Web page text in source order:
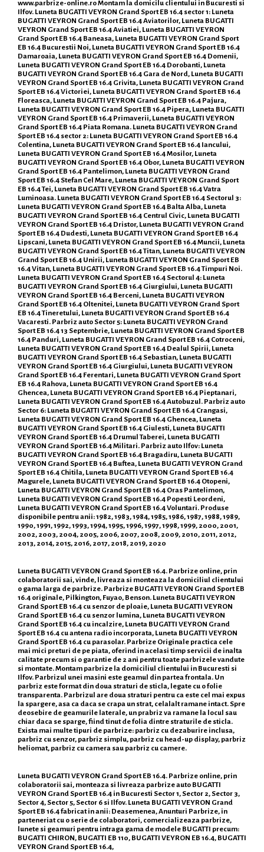
www.parbrize-online.roMontam la domicilu clientului in Bucuresti si
Ilfov. Luneta BUGATTI VEYRON Grand Sport EB 16.4 sector 1: Luneta
BUGATTI VEYRON Grand Sport EB 16.4 Aviatorilor, Luneta BUGATTI
VEYRON Grand Sport EB 16.4 Aviatiei, Luneta BUGATTI VEYRON
Grand Sport EB 16.4 Baneasa, Luneta BUGATTI VEYRON Grand Sport
EB 16.4 Bucurestii Noi, Luneta BUGATTI VEYRON Grand Sport EB 16.4
Damaroaia, Luneta BUGATTI VEYRON Grand Sport EB 16.4 Domenii,
Luneta BUGATTI VEYRON Grand Sport EB 16.4 Dorobanti, Luneta
BUGATTI VEYRON Grand Sport EB 16.4 Gara de Nord, Luneta BUGATTI
VEYRON Grand Sport EB 16.4 Grivita, Luneta BUGATTI VEYRON Grand
Sport EB 16.4 Victoriei, Luneta BUGATTI VEYRON Grand Sport EB 16.4
Floreasca, Luneta BUGATTI VEYRON Grand Sport EB 16.4 Pajura,
Luneta BUGATTI VEYRON Grand Sport EB 16.4 Pipera, Luneta BUGATTI
VEYRON Grand Sport EB 16.4 Primaverii, Luneta BUGATTI VEYRON
Grand Sport EB 16.4 Piata Romana. Luneta BUGATTI VEYRON Grand
Sport EB 16.4 sector 2: Luneta BUGATTI VEYRON Grand Sport EB 16.4
Colentina, Luneta BUGATTI VEYRON Grand Sport EB 16.4 Iancului,
Luneta BUGATTI VEYRON Grand Sport EB 16.4 Mosilor, Luneta
BUGATTI VEYRON Grand Sport EB 16.4 Obor, Luneta BUGATTI VEYRON
Grand Sport EB 16.4 Pantelimon, Luneta BUGATTI VEYRON Grand
Sport EB 16.4 Stefan Cel Mare, Luneta BUGATTI VEYRON Grand Sport
EB 16.4 Tei, Luneta BUGATTI VEYRON Grand Sport EB 16.4 Vatra
Luminoasa. Luneta BUGATTI VEYRON Grand Sport EB 16.4 Sectorul 3:
Luneta BUGATTI VEYRON Grand Sport EB 16.4 Balta Alba, Luneta
BUGATTI VEYRON Grand Sport EB 16.4 Centrul Civic, Luneta BUGATTI
VEYRON Grand Sport EB 16.4 Dristor, Luneta BUGATTI VEYRON Grand
Sport EB 16.4 Dudesti, Luneta BUGATTI VEYRON Grand Sport EB 16.4
Lipscani, Luneta BUGATTI VEYRON Grand Sport EB 16.4 Muncii, Luneta
BUGATTI VEYRON Grand Sport EB 16.4 Titan, Luneta BUGATTI VEYRON
Grand Sport EB 16.4 Unirii, Luneta BUGATTI VEYRON Grand Sport EB
16.4 Vitan, Luneta BUGATTI VEYRON Grand Sport EB 16.4 Timpuri Noi.
Luneta BUGATTI VEYRON Grand Sport EB 16.4 Sectorul 4: Luneta
BUGATTI VEYRON Grand Sport EB 16.4 Giurgiului, Luneta BUGATTI
VEYRON Grand Sport EB 16.4 Berceni, Luneta BUGATTI VEYRON
Grand Sport EB 16.4 Oltenitei, Luneta BUGATTI VEYRON Grand Sport
EB 16.4 Tineretului, Luneta BUGATTI VEYRON Grand Sport EB 16.4
Vacaresti. Parbriz auto Sector 5: Luneta BUGATTI VEYRON Grand
Sport EB 16.4 13 Septembrie, Luneta BUGATTI VEYRON Grand Sport EB
16.4 Panduri, Luneta BUGATTI VEYRON Grand Sport EB 16.4 Cotroceni,
Luneta BUGATTI VEYRON Grand Sport EB 16.4 Dealul Spirii, Luneta
BUGATTI VEYRON Grand Sport EB 16.4 Sebastian, Luneta BUGATTI
VEYRON Grand Sport EB 16.4 Giurgiului, Luneta BUGATTI VEYRON
Grand Sport EB 16.4 Ferentari, Luneta BUGATTI VEYRON Grand Sport
EB 16.4 Rahova, Luneta BUGATTI VEYRON Grand Sport EB 16.4
Ghencea, Luneta BUGATTI VEYRON Grand Sport EB 16.4 Pieptanari,
Luneta BUGATTI VEYRON Grand Sport EB 16.4 Autobuzul. Parbriz auto
Sector 6: Luneta BUGATTI VEYRON Grand Sport EB 16.4 Crangasi,
Luneta BUGATTI VEYRON Grand Sport EB 16.4 Ghencea, Luneta
BUGATTI VEYRON Grand Sport EB 16.4 Giulesti, Luneta BUGATTI
VEYRON Grand Sport EB 16.4 Drumul Taberei, Luneta BUGATTI
VEYRON Grand Sport EB 16.4 Militari. Parbriz auto Ilfov: Luneta
BUGATTI VEYRON Grand Sport EB 16.4 Bragadiru, Luneta BUGATTI
VEYRON Grand Sport EB 16.4 Buftea, Luneta BUGATTI VEYRON Grand
Sport EB 16.4 Chitila, Luneta BUGATTI VEYRON Grand Sport EB 16.4
Magurele, Luneta BUGATTI VEYRON Grand Sport EB 16.4 Otopeni,
Luneta BUGATTI VEYRON Grand Sport EB 16.4 Oras Pantelimon,
Luneta BUGATTI VEYRON Grand Sport EB 16.4 Popesti Leordeni,
Luneta BUGATTI VEYRON Grand Sport EB 16.4 Voluntari. Produse
disponibile pentru anii: 1982, 1983, 1984, 1985, 1986, 1987, 1988, 1989,
1990, 1991, 1992, 1993, 1994, 1995, 1996, 1997, 1998, 1999, 2000, 2001,
2002, 2003, 2004, 2005, 2006, 2007, 2008, 2009, 2010, 2011, 2012,
2013, 2014, 2015, 2016, 2017, 2018, 2019, 2020
Luneta BUGATTI VEYRON Grand Sport EB 16.4. Parbrize online, prin
colaboratorii sai, vinde, livreaza si monteaza la domiciliul clientului
o gama larga de parbrize. Parbrize BUGATTI VEYRON Grand Sport EB
16.4 originale, Pilkington, Fuyao, Benson. Luneta BUGATTI VEYRON
Grand Sport EB 16.4 cu senzor de ploaie, Luneta BUGATTI VEYRON
Grand Sport EB 16.4 cu senzor lumina, Luneta BUGATTI VEYRON
Grand Sport EB 16.4 cu incalzire, Luneta BUGATTI VEYRON Grand
Sport EB 16.4 cu antena radio incorporata, Luneta BUGATTI VEYRON
Grand Sport EB 16.4 cu parasolar. Parbrize Originale practica cele
mai mici preturi de pe piata, oferind in acelasi timp servicii de inalta
calitate precum si o garantie de 2 ani pentru toate parbrizele vandute
si montate. Montam parbrize la domiciliul clientului in Bucuresti si
Ilfov. Parbrizul unei masini este geamul din partea frontala. Un
parbriz este format din doua straturi de sticla, legate cu o folie
transparenta. Parbrizul are doua straturi pentru ca este cel mai expus
la spargere, asa ca daca se crapa un strat, celalalt ramane intact. Spre
deosebire de geamurile laterale, un prabriz va ramane la locul sau
chiar daca se sparge, fiind tinut de folia dintre straturile de sticla.
Exista mai multe tipuri de parbrize: parbriz cu dezaburire inclusa,
parbriz cu senzor, parbriz simplu, parbriz cu head-up display, parbriz
heliomat, parbriz cu camera sau parbriz cu camere.
Luneta BUGATTI VEYRON Grand Sport EB 16.4. Parbrize online, prin
colaboratorii sai, monteaza si livreaza parbrize auto BUGATTI
VEYRON Grand Sport EB 16.4 in Bucuresti Sector 1, Sector 2, Sector 3,
Sector 4, Sector 5, Sector 6 si Ilfov. Luneta BUGATTI VEYRON Grand
Sport EB 16.4 fabricat in anii: Deasemenea, Anunturi Parbrize, in
parteneriat cu o serie de colaboratori, comercializeaza parbrize,
lunete si geamuri pentru intraga gama de modele BUGATTI precum:
BUGATTI CHIRON, BUGATTI EB 110, BUGATTI VEYRON EB 16.4, BUGATTI
VEYRON Grand Sport EB 16.4,